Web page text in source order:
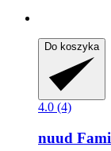
Do koszyka
4.0 (4)
nuud